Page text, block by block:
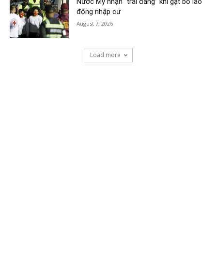
động nhập cư
August 7, 2026
Load more